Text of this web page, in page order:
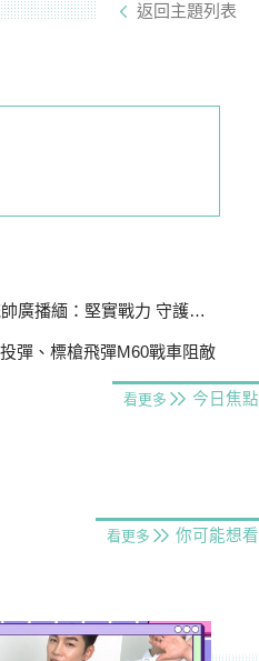
返回主題列表
播緬：堅實戰力 守護主權
彈、標槍飛彈M60戰車阻敵
看更多 今日焦點
看更多 你可能想看